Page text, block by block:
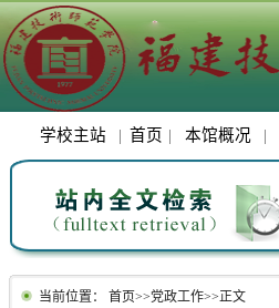
学校主站 | 首页 | 本馆概况 |
当前位置： 首页>>党政工作>>正文